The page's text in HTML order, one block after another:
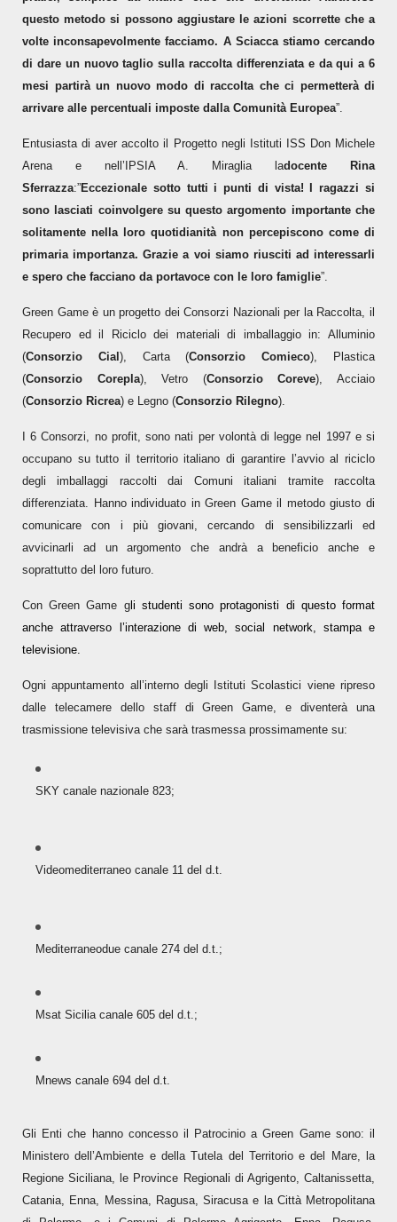
questo metodo si possono aggiustare le azioni scorrette che a
volte inconsapevolmente facciamo. A Sciacca stiamo cercando
di dare un nuovo taglio sulla raccolta differenziata e da qui a 6
mesi partirà un nuovo modo di raccolta che ci permetterà di
arrivare alle percentuali imposte dalla Comunità Europea”.
Entusiasta di aver accolto il Progetto negli Istituti ISS Don Michele
Arena e nell’IPSIA A. Miraglia ladocente Rina
Sferrazza:”Eccezionale sotto tutti i punti di vista! I ragazzi si
sono lasciati coinvolgere su questo argomento importante che
solitamente nella loro quotidianità non percepiscono come di
primaria importanza. Grazie a voi siamo riusciti ad interessarli
e spero che facciano da portavoce con le loro famiglie”.
Green Game è un progetto dei Consorzi Nazionali per la Raccolta, il
Recupero ed il Riciclo dei materiali di imballaggioin: Alluminio
(Consorzio Cial ), Carta (Consorzio Comieco), Plastica
(Consorzio Corepla), Vetro (Consorzio Coreve), Acciaio
(Consorzio Ricrea) e Legno (Consorzio Rilegno).
I 6 Consorzi, no profit,sono nati per volontà di legge nel 1997 e si
occupano su tutto il territorio italiano di garantire l’avvio al riciclo
degli imballaggi raccolti dai Comuni italiani tramite raccolta
differenziata. Hanno individuato in Green Game il metodo giusto di
comunicare con i più giovani, cercando di sensibilizzarli ed
avvicinarli ad un argomento che andrà a beneficio anche e
soprattutto del loro futuro.
Con Green Game gli studenti sono protagonisti di questo format
anche attraverso l’interazione di web, social network, stampa e
televisione.
Ogni appuntamento all’interno degli Istituti Scolastici viene ripreso
dalle telecamere dello staff di Green Game, e diventerà una
trasmissione televisiva che sarà trasmessa prossimamente su:
SKY canale nazionale 823;
Videomediterraneo canale 11 del d.t.
Mediterraneodue canale 274 del d.t.;
Msat Sicilia canale 605 del d.t.;
Mnews canale 694 del d.t.
Gli Enti che hanno concesso il Patrocinio a Green Game sono: il
Ministero dell’Ambiente e della Tutela del Territorio e del Mare, la
Regione Siciliana, le Province Regionali di Agrigento, Caltanissetta,
Catania, Enna, Messina, Ragusa, Siracusa e la Città Metropolitana